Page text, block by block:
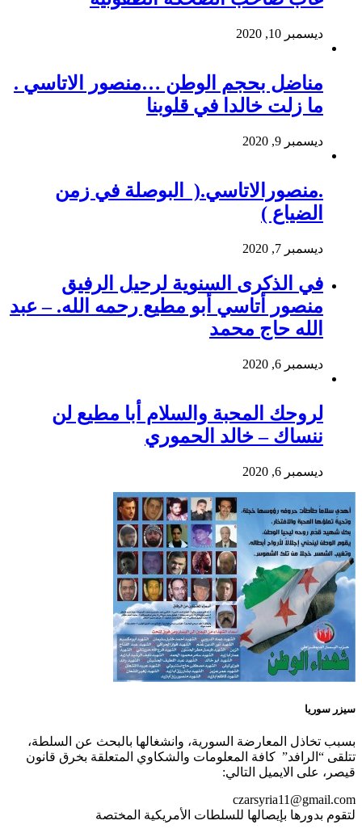
ديسمبر 10, 2020
مناضل بحجم الوطن …منصور الاتاسي .
ما زلت خالدا في قلوبنا
ديسمبر 9, 2020
.منصورالاتاسي.( البوصلة في زمن
الضياع )
ديسمبر 7, 2020
في الذكرى السنوية لرحيل الرفيق
منصور أتاسي أبو مطيع رحمه الله. – عبد
الله حاج محمد
ديسمبر 6, 2020
لروحك المحبة والسلام أبا مطيع لن
ننساك – خالد الحموري
ديسمبر 6, 2020
سيزر سوريا
بسبب تخاذل المعارضة السورية، وانشغالها بالبحث عن السلطة،
تتلقى “الرافد” كافة المعلومات والشكاوي المتعلقة بخرق قانون
قيصر، على الايميل التالي:
czarsyria11@gmail.com
لتقوم بدورها بإيصالها للسلطات الأمريكية المختصة